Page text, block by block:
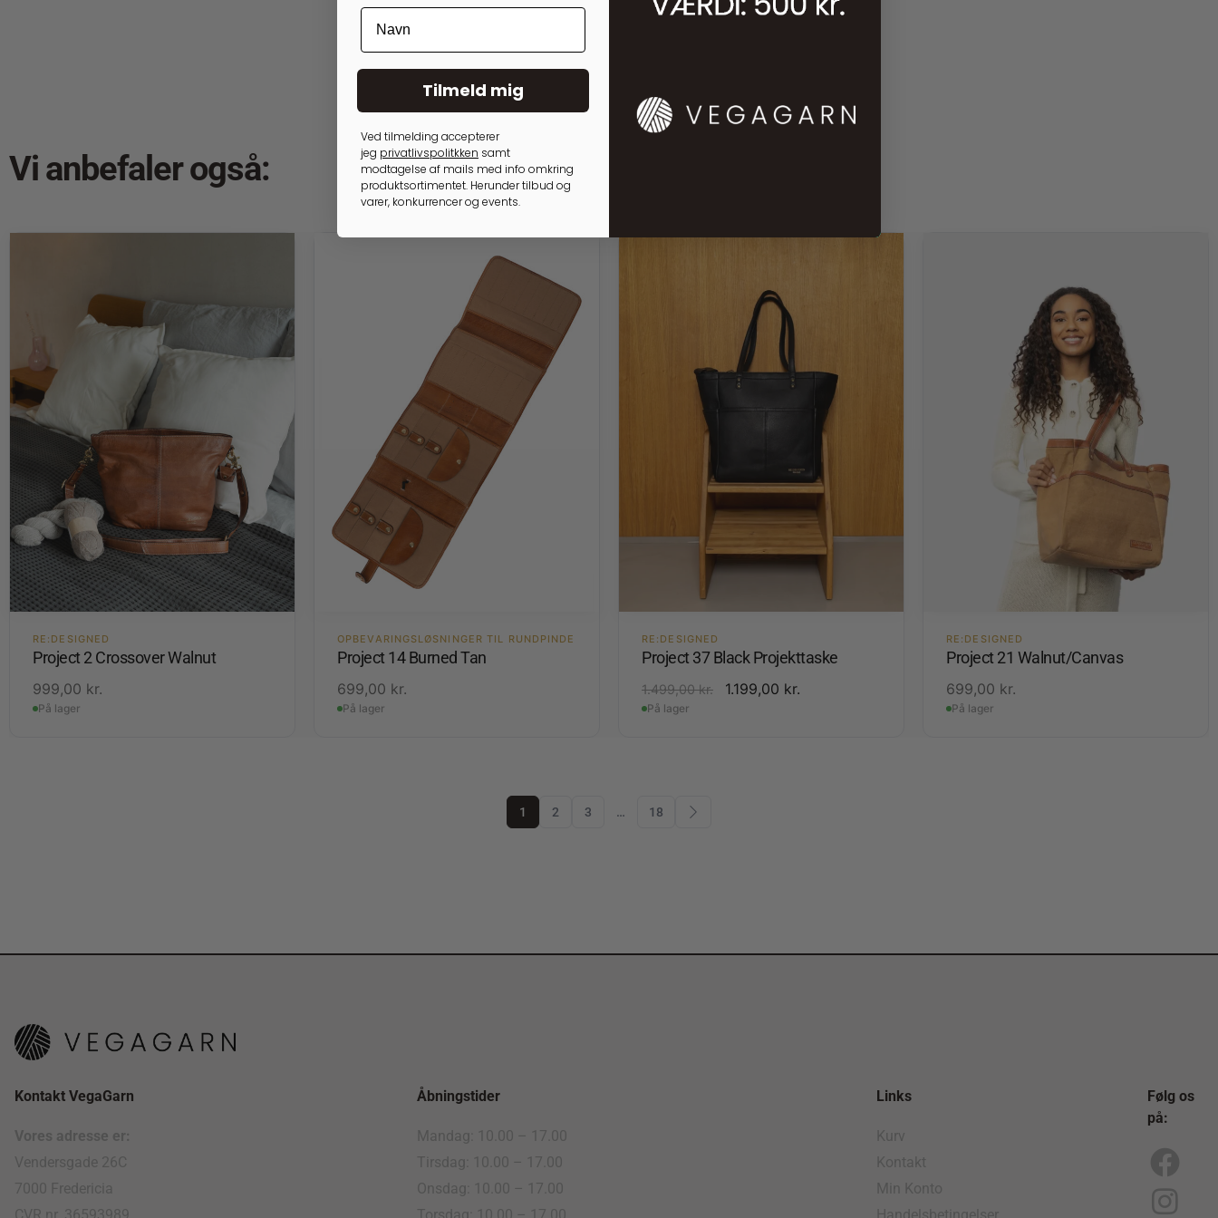
Vi anbefaler også:
RE:DESIGNED
Project 2 Crossover Walnut
999,00 kr.
På lager
OPBEVARINGSLØSNINGER TIL RUNDPINDE
Project 14 Burned Tan
699,00 kr.
På lager
RE:DESIGNED
Project 37 Black Projekttaske
1.499,00kr. 1.199,00 kr.
På lager
RE:DESIGNED
Project 21 Walnut/Canvas
699,00 kr.
På lager
1 2 3 … 18
Kontakt VegaGarn
Vores adresse er:
Vendersgade 26C
7000 Fredericia
Åbningstider
Mandag: 10.00 – 17.00
Tirsdag: 10.00 – 17.00
Onsdag: 10.00 – 17.00
Links
Kurv
Kontakt
Min Konto
Følg os
på:
F
a
I
n
Tilmeld mig
Ved tilmelding accepterer
jeg privatlivspolitkken samt
modtagelse af mails med info omkring
produktsortimentet. Herunder tilbud og
varer, konkurrencer og events.